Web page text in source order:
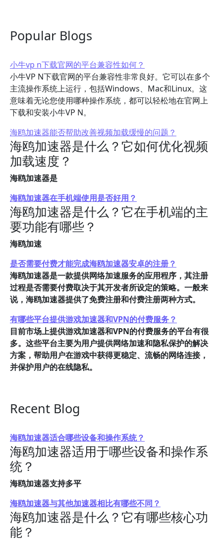
Popular Blogs
小牛vp n下载官网的平台兼容性如何？
小牛VP N下载官网的平台兼容性非常良好。它可以在多个
主流操作系统上运行，包括Windows、Mac和Linux。这
意味着无论您使用哪种操作系统，都可以轻松地在官网上
下载和安装小牛VP N。
海鸥加速器能否帮助改善视频加载缓慢的问题？
海鸥加速器是什么？它如何优化视频
加载速度？
海鸥加速器是
海鸥加速器在手机端使用是否好用？
海鸥加速器是什么？它在手机端的主
要功能有哪些？
海鸥加速
是否需要付费才能完成海鸥加速器安卓的注册？
海鸥加速器是一款提供网络加速服务的应用程序，其注册
过程是否需要付费取决于其开发者所设定的策略。一般来
说，海鸥加速器提供了免费注册和付费注册两种方式。
有哪些平台提供游戏加速器和VPN的付费服务？
目前市场上提供游戏加速器和VPN的付费服务的平台有很
多。这些平台主要为用户提供网络加速和隐私保护的解决
方案，帮助用户在游戏中获得更稳定、流畅的网络连接，
并保护用户的在线隐私。
Recent Blog
海鸥加速器适合哪些设备和操作系统？
海鸥加速器适用于哪些设备和操作系
统？
海鸥加速器支持多平
海鸥加速器与其他加速器相比有哪些不同？
海鸥加速器是什么？它有哪些核心功
能？